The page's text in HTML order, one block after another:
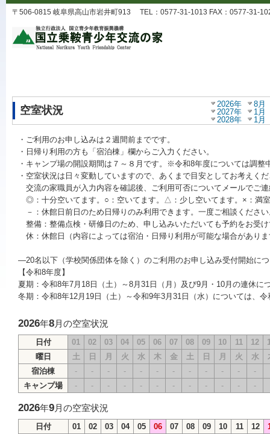
〒506-0815 岐阜県高山市岩井町913 TEL：0577-31-1013 FAX：0577-31-
空室状況
2026年
8月
2027年
1月
2028年
1月
・ご利用のお申し込みは２週間前までです。
・日帰り利用の方も「宿泊棟」欄からご入力ください。
・キャンプ場の開設期間は７～８月です。※令和8年度については調整
・空室状況は日々変動していますので、あくまで目安としてお考えく
交流の家職員が入力内容を確認後、ご利用可否についてメールでご
◎：十分空いてます。○：空いてます。△：少し空いてます。×：満
－：休館日前日のため日帰りのみ利用できます。一度ご相談くださ
整備：整備点検・研修日のため、申し込みいただいても予約をお受
休：休館日（内容によっては宿泊・日帰り利用が可能な場合があり
―20名以下（学校関係団体を除く）のご利用のお申し込み受付開始に
【令和8年度】
夏期：令和8年7月18日（土）～8月31日（月）及び9月・10月の連休に
冬期：令和8年12月19日（土）～令和9年3月31日（水）については、
2026年8月の空室状況
日付 01 02 03 04 05 06 07 08 09 10 11 12
曜日
土 日 月 火 水 木 金 土 日 月 火 水
宿泊棟
- - - - - - - - - - -
-
キャンプ場
- - - - - - - - - - - -
2026年9月の空室状況
日付 01 02 03 04 05 06 07 08 09 10 11 12